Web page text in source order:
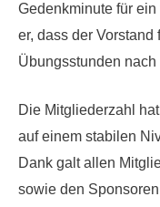
Gedenkminute für
er, dass der
Übungsstunden
Die Mitgliederzahl
auf einem stabilen
Dank galt allen
sowie den